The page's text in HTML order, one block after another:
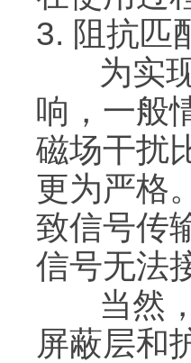
3. 阻抗匹
为实现
响，一般
磁场干扰
更为严格
致信号传
信号无法
当然，
屏蔽层和